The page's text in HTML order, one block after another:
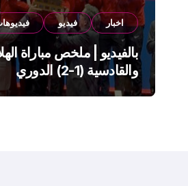
اخبار فيديو
بالفيديو | ملخص مباراة
والقادسية (1-2) الدوري
السعودي